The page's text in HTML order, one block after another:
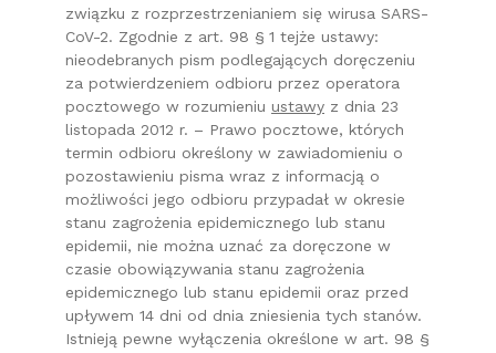
związku z rozprzestrzenianiem się wirusa SARS-
CoV-2. Zgodnie z art. 98 § 1 tejże ustawy:
nieodebranych pism podlegających doręczeniu
za potwierdzeniem odbioru przez operatora
pocztowego w rozumieniu ustawy z dnia 23
listopada 2012 r. – Prawo pocztowe, których
termin odbioru określony w zawiadomieniu o
pozostawieniu pisma wraz z informacją o
możliwości jego odbioru przypadał w okresie
stanu zagrożenia epidemicznego lub stanu
epidemii, nie można uznać za doręczone w
czasie obowiązywania stanu zagrożenia
epidemicznego lub stanu epidemii oraz przed
upływem 14 dni od dnia zniesienia tych stanów.
Istnieją pewne wyłączenia określone w art. 98 §